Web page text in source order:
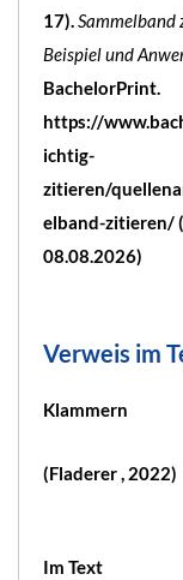
17).Sammelband
Beispiel und
BachelorPrint.
https://
ichtig-
zitieren/
elband-zitieren/
08.08.2026)
Verweis im
Klammern
(Fladerer , 2022)
Im Text